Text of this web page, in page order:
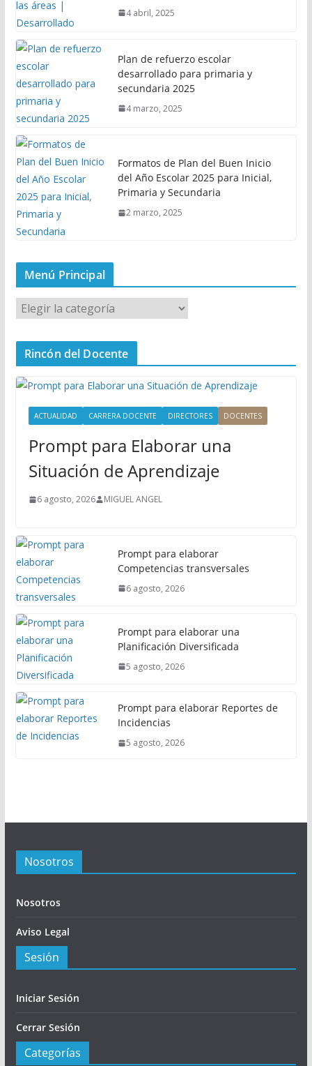
4 abril, 2025
Plan de refuerzo escolar
desarrollado para primaria y
secundaria 2025
4 marzo, 2025
Formatos de Plan del Buen Inicio
del Año Escolar 2025 para Inicial,
Primaria y Secundaria
2 marzo, 2025
Menú Principal
M
e
n
P
Rincón del Docente
ACTUALIDAD CARRERA DOCENTE DIRECTORES DOCENTES
Prompt para Elaborar una
Situación de Aprendizaje
6 agosto, 2026 MIGUEL ANGEL
Prompt para elaborar
Competencias transversales
6 agosto, 2026
Prompt para elaborar una
Planificación Diversificada
5 agosto, 2026
Prompt para elaborar Reportes de
Incidencias
5 agosto, 2026
Nosotros
Nosotros
Aviso Legal
Sesión
Iniciar Sesión
Cerrar Sesión
Categorías